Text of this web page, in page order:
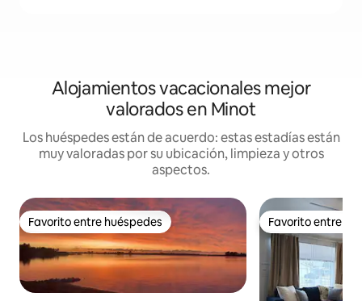
Alojamientos vacacionales mejor
valorados en Minot
Los huéspedes están de acuerdo: estas estadías están
muy valoradas por su ubicación, limpieza y otros
aspectos.
Favorito entre huéspedes
Favorito entre huéspedes Favorito entre
Favorito entre